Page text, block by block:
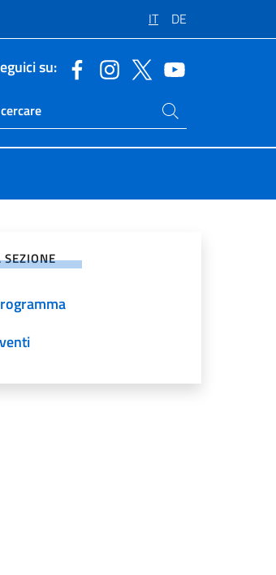
IT DE
su:
sito live
SEZIONE